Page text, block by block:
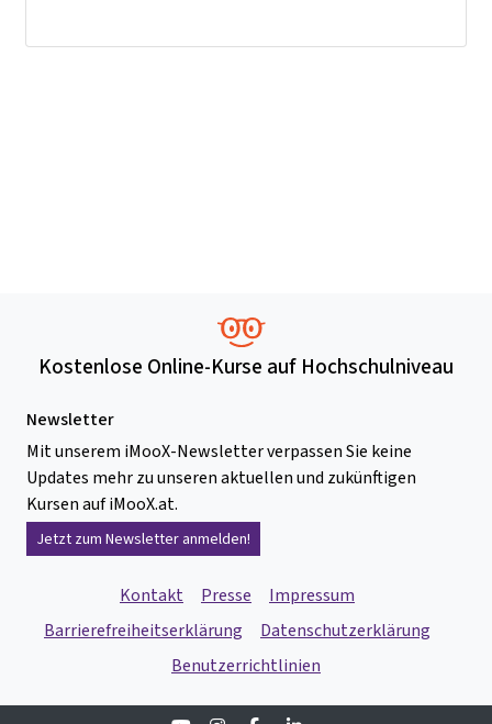
Kostenlose Online-Kurse auf Hochschulniveau
Newsletter
Mit unserem iMooX-Newsletter verpassen Sie keine
Updates mehr zu unseren aktuellen und zukünftigen
Kursen auf iMooX.at.
Jetzt zum Newsletter anmelden!
Kontakt Presse
Impressum
Barrierefreiheitserklärung
Datenschutzerklärung
Benutzerrichtlinien